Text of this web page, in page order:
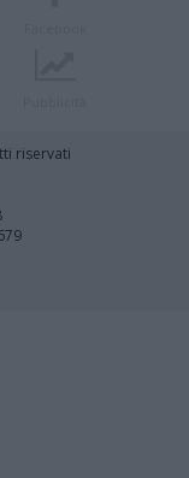
riservati